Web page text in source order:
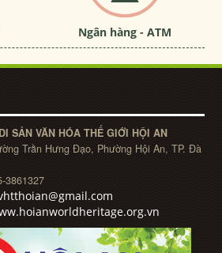
Ngân hàng - ATM
SẢN VĂN HÓA THẾ GIỚI HỘI AN
Trần Hưng Đạo, Phường Hội An, TP. Đà
3861327